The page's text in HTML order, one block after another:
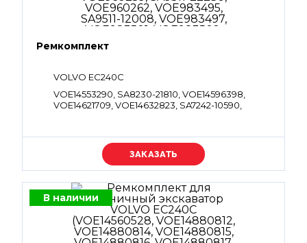
Ремкомплект
VOLVO EC240C
VOE14553290, SA8230-21810, VOE14596398,
VOE14621709, VOE14632823, SA7242-10590,
VOE14632821, VOE960259, SA9511-22230,
VOE960262, VOE983495, SA9511-12008,
VOE983497, VOE983501, VOE983502, SA9511-
120011, VOE983505, VOE983507, VOE983509,
VOE983511, VOE983523, SA9511-1222A,
VOE983527, VOE990551, SA9511-12005,
VOE990557, SA9511-12018, VOE990585,
VOE990607, SA9511-12032, VOE990656, SA8230-
21690, SA9511-12210, VOE990660, VOE990849,
VOE993320, VOE993322
Уточняйте цену
В наличии